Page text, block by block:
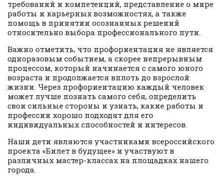
требований и компетенций, представление о мире
работы и карьерных возможностях, а также
помощь в принятии осознанных решений
относительно выбора профессионального пути.
Важно отметить, что профориентация не является
одноразовым событием, а скорее непрерывным
процессом, который начинается с самого юного
возраста и продолжается вплоть до взрослой
жизни. Через профориентацию каждый человек
может лучше познать самого себя, определить
свои сильные стороны и узнать, какие работы и
профессии хорошо подходят для его
индивидуальных способностей и интересов.
Наши дети являются участниками всероссийского
проекта «Билет в будущее» и участвуют в
различных мастер-классах на площадках нашего
города.